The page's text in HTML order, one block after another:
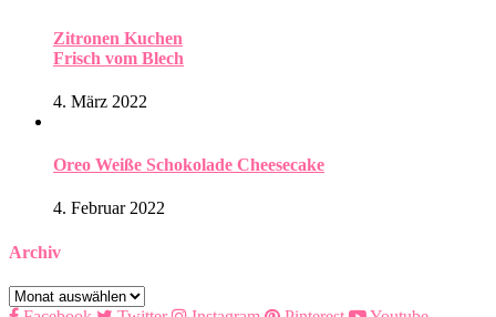
Zitronen Kuchen
Frisch vom Blech
4. März 2022
Oreo Weiße Schokolade Cheesecake
4. Februar 2022
Archiv
Archiv